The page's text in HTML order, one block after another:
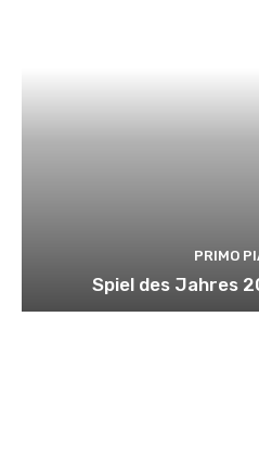
PRIMO
Spiel des Jahres